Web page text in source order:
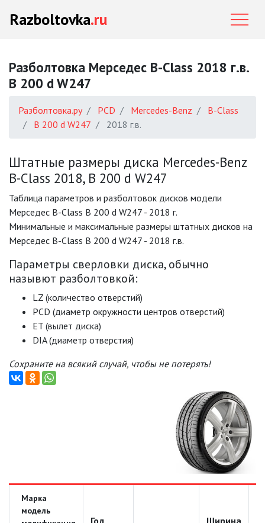
Razboltovka.ru
Разболтовка Мерседес B-Class 2018 г.в.
B 200 d W247
Разболтовка.ру PCD Mercedes-Benz
B-Class
B 200 d W247
2018 г.в.
Штатные размеры диска Mercedes-Benz
B-Class 2018, B 200 d W247
Таблица параметров и разболтовок дисков модели
Мерседес B-Class B 200 d W247 - 2018 г.
Минимальные и максимальные размеры штатных дисков на
Мерседес B-Class B 200 d W247 - 2018 г.в.
Параметры сверловки диска, обычно
назывют разболтовкой:
LZ (количество отверстий)
PCD (диаметр окружности центров отверстий)
ET (вылет диска)
DIA (диаметр отверстия)
Сохраните на всякий случай, чтобы не потерять!
Марка
модель
Год
Ширина